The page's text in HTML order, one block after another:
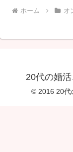
ホーム オ
20代の婚
© 2016 20代